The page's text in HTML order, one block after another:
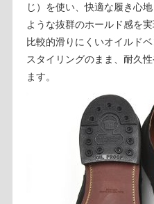
じ）を使い、快適な履き心
ような抜群のホールド感を
比較的滑りにくいオイルド
スタイリングのまま、耐久
ます。